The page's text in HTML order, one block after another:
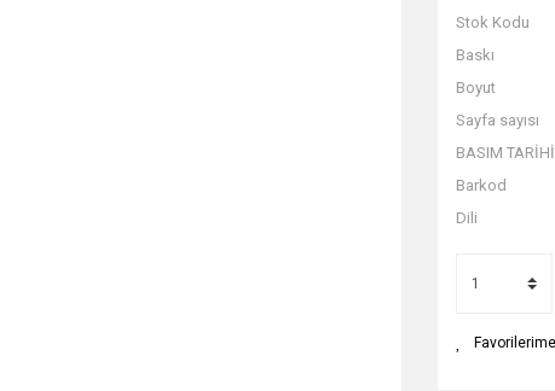
Stok Kodu
Baskı
Boyut
Sayfa sayısı
BASIM TARİHİ
Barkod
Dili